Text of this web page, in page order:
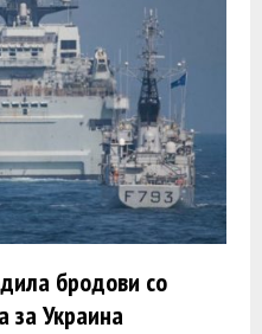
бродови со
за Украина